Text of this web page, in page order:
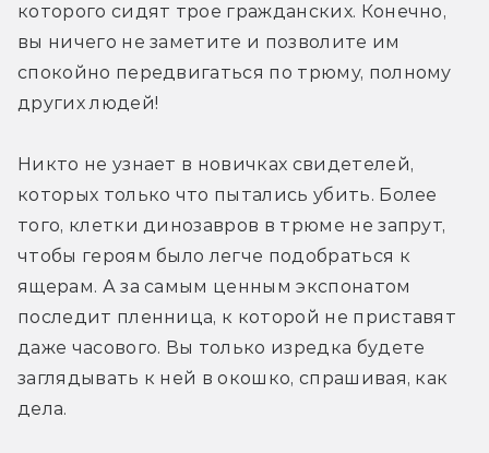
которого сидят трое гражданских. Конечно,
вы ничего не заметите и позволите им
спокойно передвигаться по трюму, полному
других людей!
Никто не узнает в новичках свидетелей,
которых только что пытались убить. Более
того, клетки динозавров в трюме не запрут,
чтобы героям было легче подобраться к
ящерам. А за самым ценным экспонатом
последит пленница, к которой не приставят
даже часового. Вы только изредка будете
заглядывать к ней в окошко, спрашивая, как
дела.